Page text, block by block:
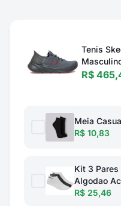
Tenis
R$
Meia
R$ 10,83
Kit 3 Pares
Algodao
R$ 25,46